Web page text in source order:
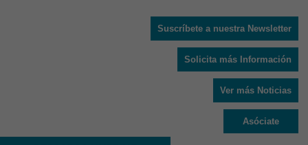
Suscríbete a nuestra Newsletter
Solicita más Información
Ver más Noticias
Asóciate